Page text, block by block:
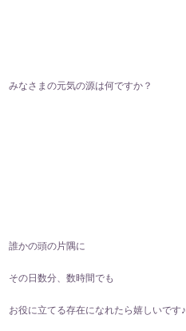
みなさまの元気の源は何ですか？
誰かの頭の片隅に
その日数分、数時間でも
お役に立てる存在になれたら嬉しいです♪